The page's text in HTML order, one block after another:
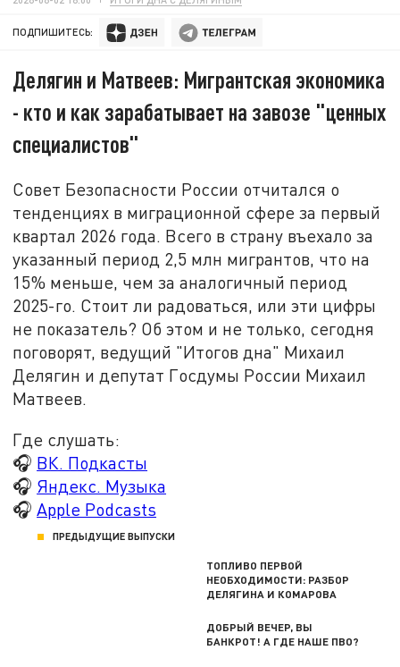
ПОДПИШИТЕСЬ:
Делягин и Матвеев: Мигрантская экономика
- кто и как зарабатывает на завозе "ценных
специалистов"
Совет Безопасности России отчитался о
тенденциях в миграционной сфере за первый
квартал 2026 года. Всего в страну въехало за
указанный период 2,5 млн мигрантов, что на
15% меньше, чем за аналогичный период
2025-го. Стоит ли радоваться, или эти цифры
не показатель? Об этом и не только, сегодня
поговорят, ведущий "Итогов дна" Михаил
Делягин и депутат Госдумы России Михаил
Матвеев.
Где слушать:
🎧 ВК. Подкасты
🎧 Яндекс. Музыка
🎧 Apple Podcasts
ПРЕДЫДУЩИЕ ВЫПУСКИ
ТОПЛИВО ПЕРВОЙ
НЕОБХОДИМОСТИ: РАЗБОР
ДЕЛЯГИНА И КОМАРОВА
ДОБРЫЙ ВЕЧЕР, ВЫ
БАНКРОТ! А ГДЕ НАШЕ ПВО?